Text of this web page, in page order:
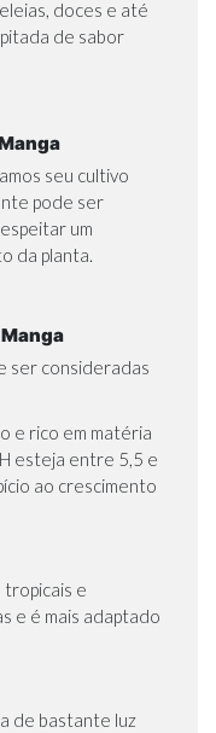
doces e até
de sabor
seu cultivo
pode ser
um
da planta.
ser consideradas
e rico em matéria
esteja entre 5,5 e
ao crescimento
tropicais e
e é mais adaptado
de bastante luz